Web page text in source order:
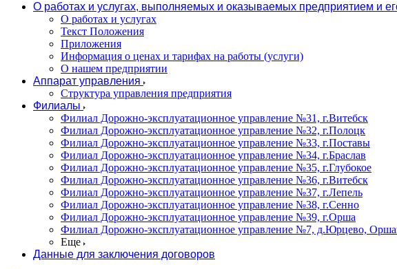
О работах и услугах, выполняемых и оказываемых предприятием и
О работах и услугах
Текст Положения
Приложения
Информация о ценах и тарифах на работы (услуги)
О нашем предприятии
Аппарат управления
Структура управления предприятия
Филиалы
Филиал Дорожно-эксплуатационное управление №31, г.Витебск
Филиал Дорожно-эксплуатационное управление №32, г.Полоцк
Филиал Дорожно-эксплуатационное управление №33, г.Поставы
Филиал Дорожно-эксплуатационное управление №34, г.Браслав
Филиал Дорожно-эксплуатационное управление №35, г.Глубокое
Филиал Дорожно-эксплуатационное управление №36, г.Витебск
Филиал Дорожно-эксплуатационное управление №37, г.Лепель
Филиал Дорожно-эксплуатационное управление №38, г.Сенно
Филиал Дорожно-эксплуатационное управление №39, г.Орша
Филиал Дорожно-эксплуатационное управление №7, д.Юрцево,
Еще
Данные для заключения договоров